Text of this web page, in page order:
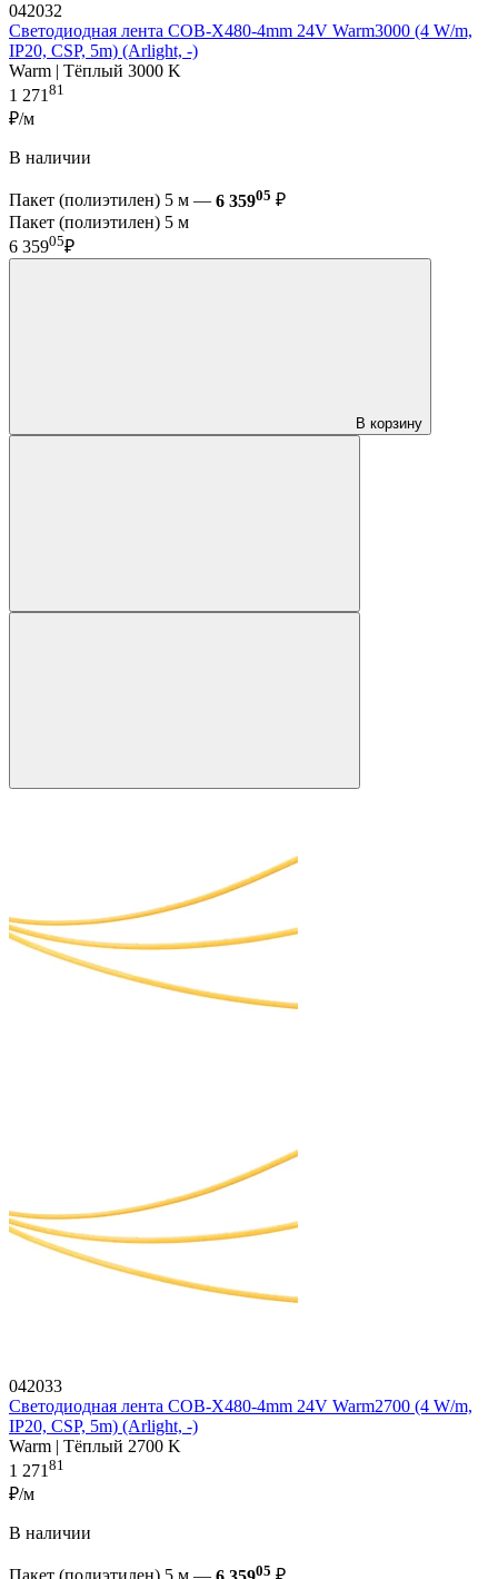
042032
Светодиодная лента COB-X480-4mm 24V Warm3000 (4 W/m,
IP20, CSP, 5m) (Arlight, -)
Warm | Тёплый 3000 K
1 271 81
₽/м
В наличии
Пакет (полиэтилен) 5 м — 6 35905 ₽
Пакет (полиэтилен) 5 м
6 35905₽
В корзину
042033
Светодиодная лента COB-X480-4mm 24V Warm2700 (4 W/m,
IP20, CSP, 5m) (Arlight, -)
Warm | Тёплый 2700 K
1 271 81
₽/м
В наличии
05